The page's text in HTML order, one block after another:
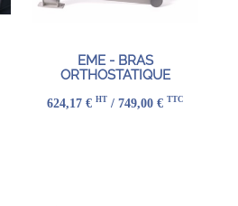
EME - BRAS
ORTHOSTATIQUE
624,17 € HT / 749,00 € TTC